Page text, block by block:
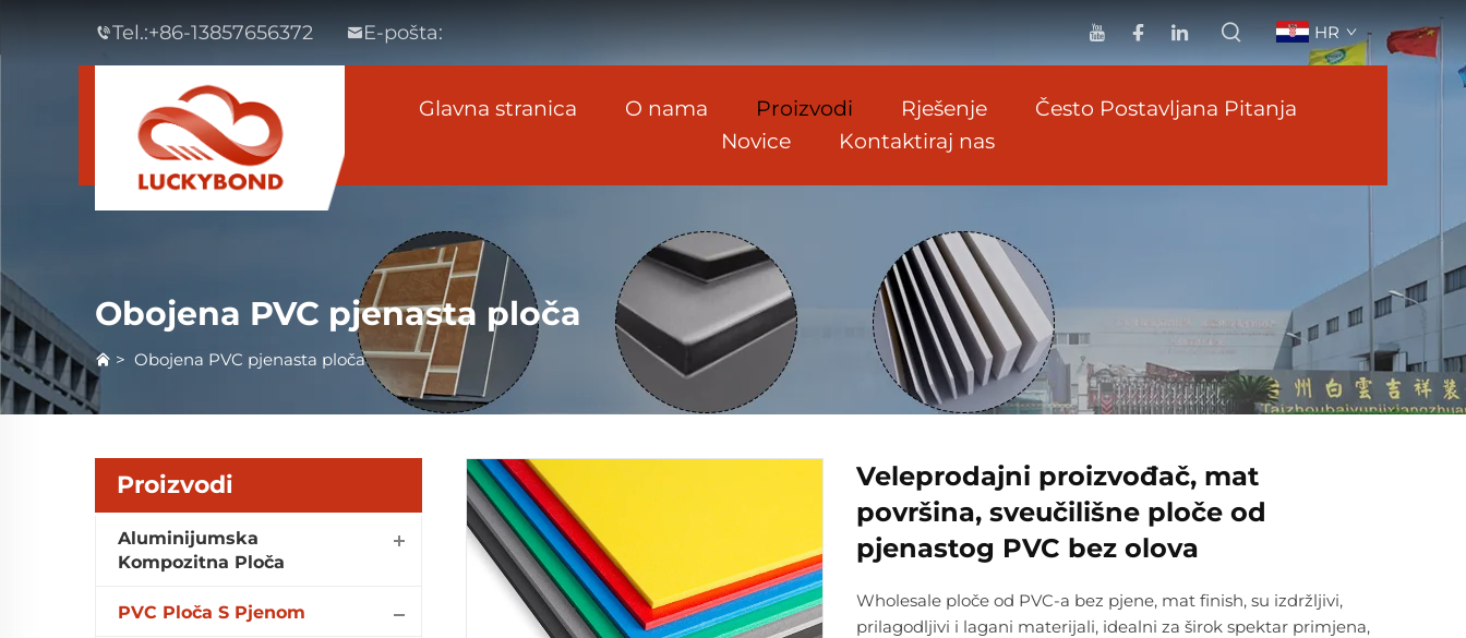
Tel.:+86-13857656372 E-pošta: HR
Glavna stranica O nama Proizvodi Rješenje
Često Postavljana Pitanja
Novice
Kontaktiraj nas
Obojena PVC pjenasta ploča
> Obojena PVC pjenasta ploča
Proizvodi
Aluminijumska
Kompozitna Ploča
PVC Ploča S Pjenom
Veleprodajni proizvođač, mat
površina, sveučilišne ploče od
pjenastog PVC bez olova
Wholesale ploče od PVC-a bez pjene, mat finish, su izdržljivi,
prilagodljivi i lagani materijali, idealni za širok spektar primjena,